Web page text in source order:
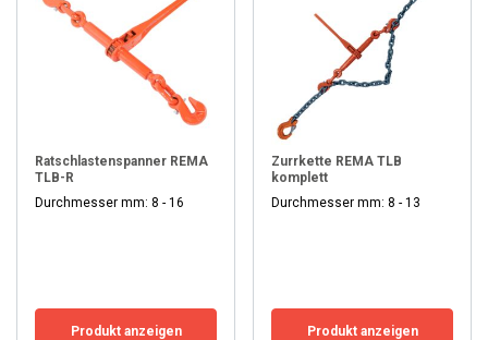
If you need two open ends to be pulled together, the perfect tool
to use is a chain puller. Same for load binders, it pulls two, often
heavy goods, to each other. Rema® offers GRade 8 chain puller
and a load binder. Both products are available in different
Ratschlastenspanner REMA
TLB-R
Durchmesser mm: 8 - 16
Produkt anzeigen
Zurrkette REMA TLB
komplett
Durchmesser mm: 8 - 13
Produkt anzeigen